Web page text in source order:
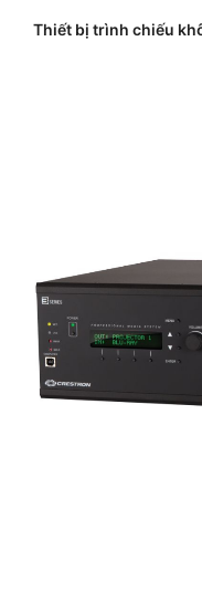
Thiết bị trình chiếu